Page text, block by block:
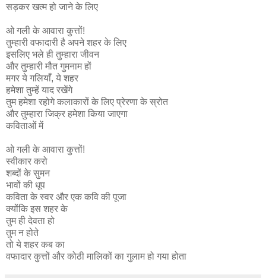
सड़कर खत्म हो जाने के लिए
ओ गली के आवारा कुत्तों!
तुम्हारी वफादारी है अपने शहर के लिए
इसलिए भले ही तुम्हारा जीवन
और तुम्हारी मौत गुमनाम हों
मगर ये गलियाँ, ये शहर
हमेशा तुम्हें याद रखेंगे
तुम हमेशा रहोगे कलाकारों के लिए प्रेरणा के स्रोत
और तुम्हारा जिक्र हमेशा किया जाएगा
कविताओं में
ओ गली के आवारा कुत्तों!
स्वीकार करो
शब्दों के सुमन
भावों की धूप
कविता के स्वर और एक कवि की पूजा
क्योंकि इस शहर के
तुम ही देवता हो
तुम न होते
तो ये शहर कब का
वफादार कुत्तों और कोठी मालिकों का गुलाम हो गया होता